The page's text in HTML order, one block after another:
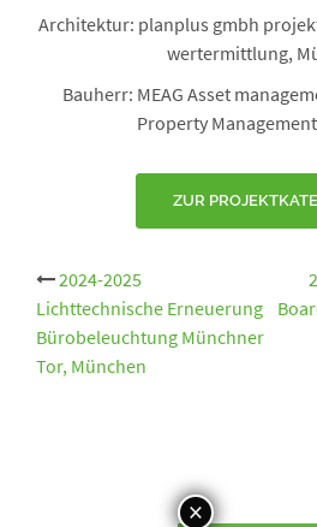
Architektur: planplus gmbh
wertermittlung,
Bauherr: MEAG Asset
Property
ZUR
Beitrags-
Navigation
2024-2025
Lichttechnische Erneuerung
Bürobeleuchtung Münchner
Tor, München